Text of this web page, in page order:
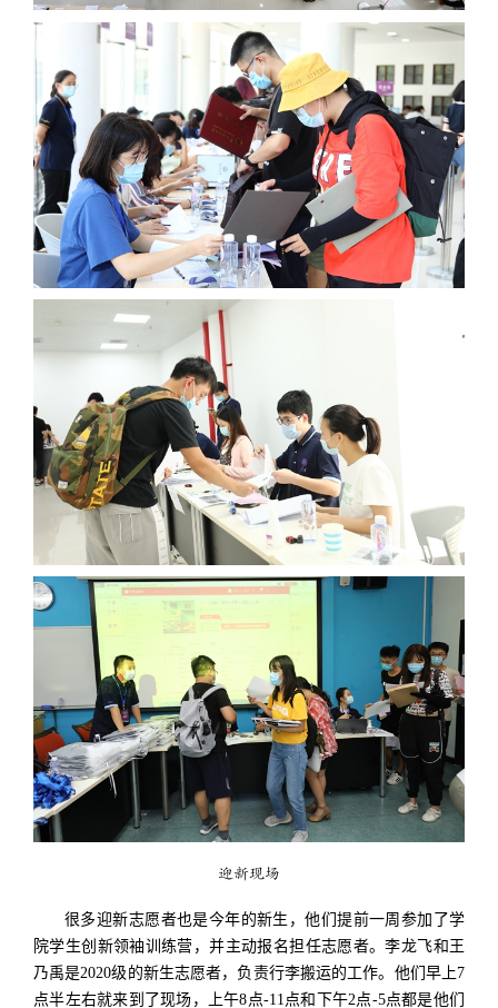
迎新现场
很多迎新志愿者也是今年的新生，他们提前一周参加了学
院学生创新领袖训练营，并主动报名担任志愿者。李龙飞和王
乃禹是2020级的新生志愿者，负责行李搬运的工作。他们早上7
点半左右就来到了现场，上午8点-11点和下午2点-5点都是他们